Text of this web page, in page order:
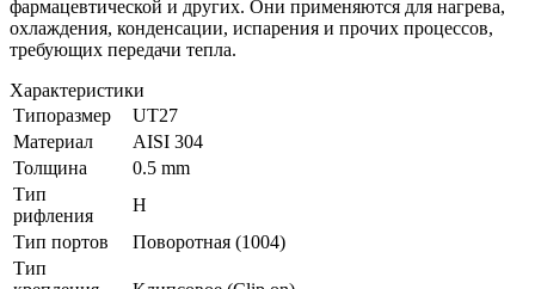
фармацевтической и других. Они применяются для нагрева,
охлаждения, конденсации, испарения и прочих процессов,
требующих передачи тепла.
Характеристики
Типоразмер
UT27
Материал
AISI 304
Толщина
0.5 mm
Тип
рифления
H
Тип портов
Поворотная (1004)
Тип